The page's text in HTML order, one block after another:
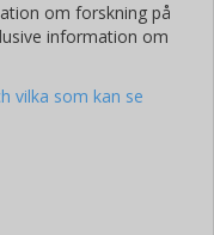
om forskning på
information om
vilka som kan se